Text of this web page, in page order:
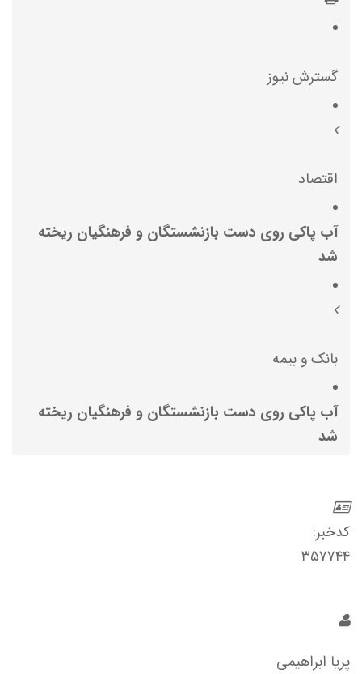
گسترش نیوز
اقتصاد
آب پاکی روی دست بازنشستگان و فرهنگیان ریخته
شد
بانک و بیمه
آب پاکی روی دست بازنشستگان و فرهنگیان ریخته
شد
کدخبر:
۳۵۷۷۴۴
پریا ابراهیمی